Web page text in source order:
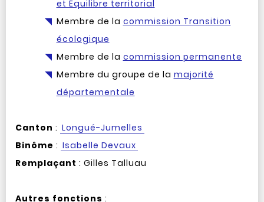
et Équilibre territorial
Membre de la commission Transition
écologique
Membre de la commission permanente
Membre du groupe de la majorité
départementale
Canton : Longué-Jumelles
Binôme : Isabelle Devaux
Remplaçant : Gilles Talluau
Autres fonctions :